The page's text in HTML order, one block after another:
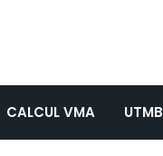
CALCUL VMA UTMB